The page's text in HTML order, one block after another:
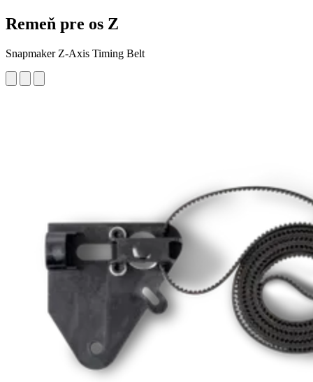
Remeň pre os Z
Snapmaker Z-Axis Timing Belt